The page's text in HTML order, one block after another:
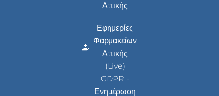
Αττικής
Εφημερίες
Φαρμακείων
Αττικής
(Live)
GDPR -
Ενημέρωση